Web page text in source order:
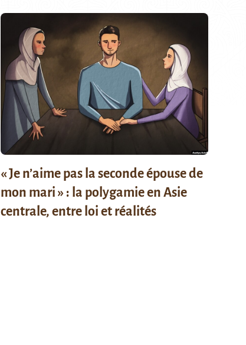
« Je n’aime pas la seconde épouse de
mon mari » : la polygamie en Asie
centrale, entre loi et réalités